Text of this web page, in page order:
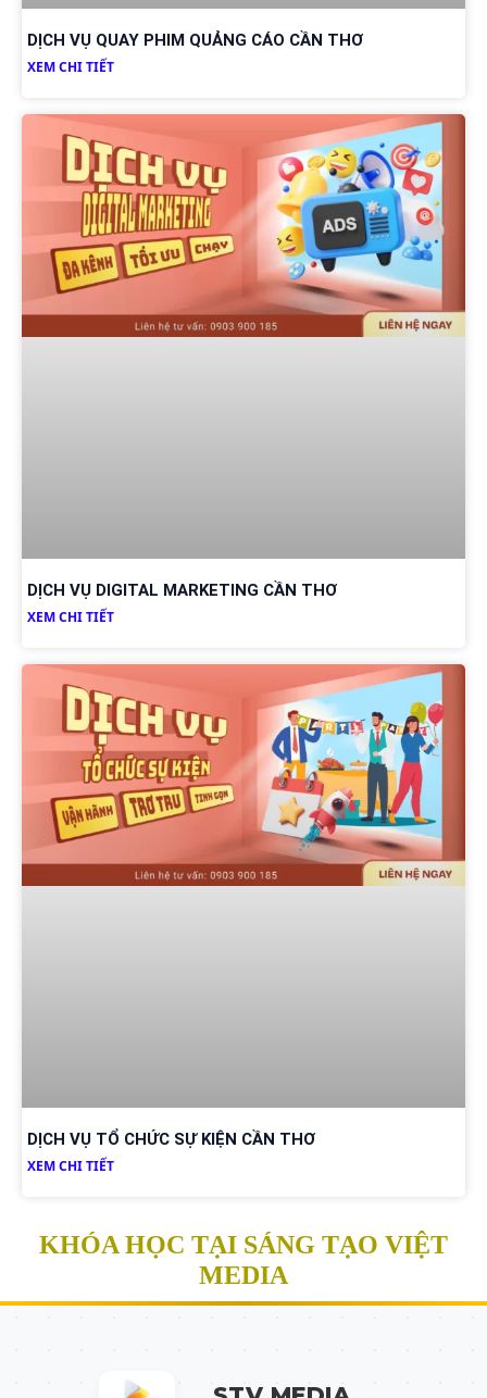
DỊCH VỤ QUAY PHIM QUẢNG CÁO CẦN THƠ
XEM CHI TIẾT
DỊCH VỤ DIGITAL MARKETING CẦN THƠ
XEM CHI TIẾT
DỊCH VỤ TỔ CHỨC SỰ KIỆN CẦN THƠ
XEM CHI TIẾT
KHÓA HỌC TẠI SÁNG TẠO VIỆT
MEDIA